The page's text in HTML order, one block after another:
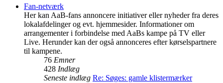
Fan-netværk
Her kan AaB-fans annoncere initiativer eller nyheder fra deres
lokalafdelinger og evt. hjemmesider. Informationer om
arrangementer i forbindelse med AaBs kampe på TV eller
Live. Herunder kan der også annonceres efter kørselspartnere
til kampene.
76 Emner
428 Indlæg
Seneste indlæg Re: Søges: gamle klistermærker